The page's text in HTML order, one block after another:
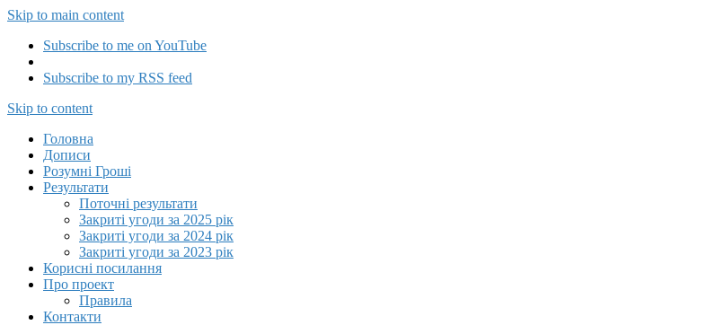
Skip to main content
Subscribe to me on YouTube
Subscribe to my RSS feed
Capitalizator UA
Skip to content
Головна
Дописи
Розумні Гроші
Результати
Поточні результати
Закриті угоди за 2025 рік
Закриті угоди за 2024 рік
Закриті угоди за 2023 рік
Корисні посилання
Про проект
Правила
Контакти